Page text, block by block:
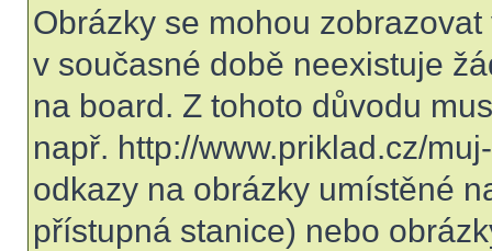
Obrázky se mohou
v současné době neexistuje
na board. Z tohoto důvodu
např. http://www.priklad.cz/
odkazy na obrázky umístěné
přístupná stanice) nebo